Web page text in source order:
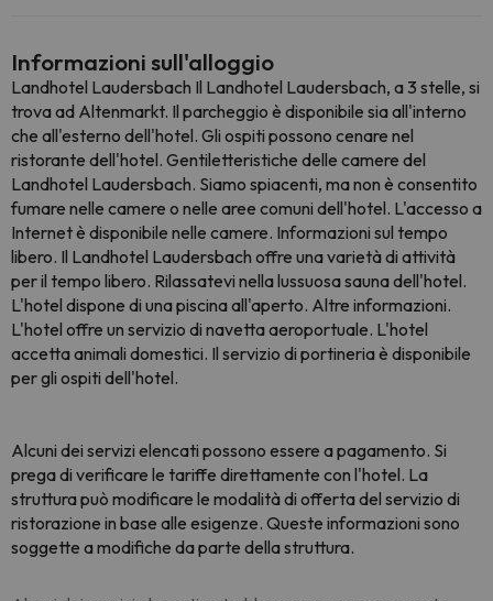
Informazioni sull'alloggio
Landhotel Laudersbach Il Landhotel Laudersbach, a 3 stelle, si
trova ad Altenmarkt. Il parcheggio è disponibile sia all'interno
che all'esterno dell'hotel. Gli ospiti possono cenare nel
ristorante dell'hotel. Gentiletteristiche delle camere del
Landhotel Laudersbach. Siamo spiacenti, ma non è consentito
fumare nelle camere o nelle aree comuni dell'hotel. L'accesso a
Internet è disponibile nelle camere. Informazioni sul tempo
libero. Il Landhotel Laudersbach offre una varietà di attività
per il tempo libero. Rilassatevi nella lussuosa sauna dell'hotel.
L'hotel dispone di una piscina all'aperto. Altre informazioni.
L'hotel offre un servizio di navetta aeroportuale. L'hotel
accetta animali domestici. Il servizio di portineria è disponibile
per gli ospiti dell'hotel.
Alcuni dei servizi elencati possono essere a pagamento. Si
prega di verificare le tariffe direttamente con l'hotel. La
struttura può modificare le modalità di offerta del servizio di
ristorazione in base alle esigenze. Queste informazioni sono
soggette a modifiche da parte della struttura.